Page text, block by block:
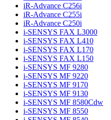
iR-Advance C256i
iR-Advance C255i
iR-Advance C250i
i-SENSYS FAX L3000
i-SENSYS FAX L410
i-SENSYS FAX L170
i-SENSYS FAX L150
i-SENSYS MF 9280
i-SENSYS MF 9220
i-SENSYS MF 9170
i-SENSYS MF 9130
i-SENSYS MF 8580Cdw
i-SENSYS MF 8550